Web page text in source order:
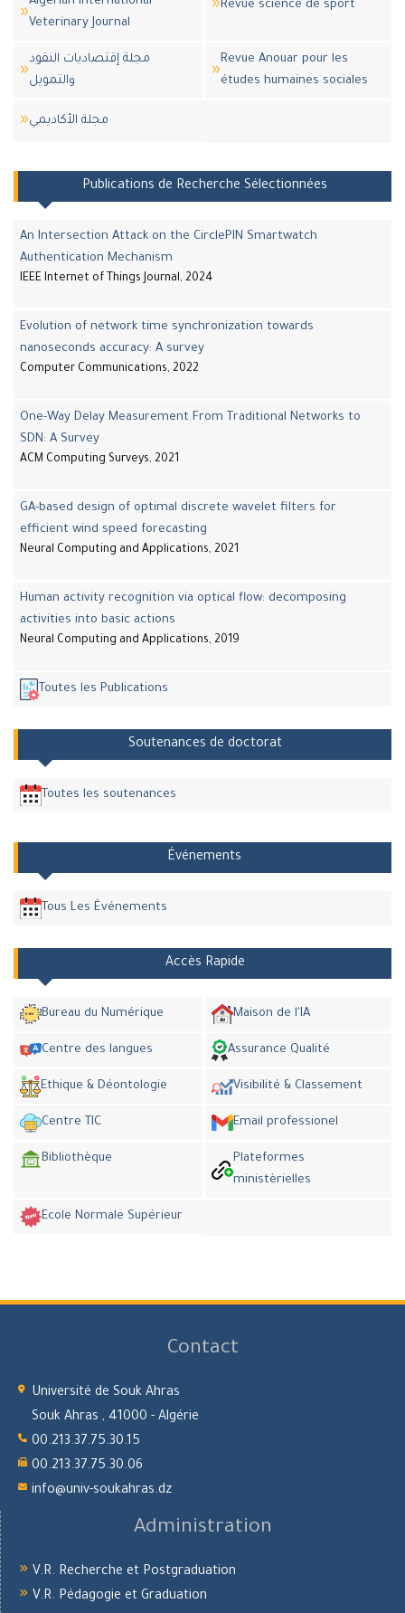
Veterinary Journal
Revue science de sport
مجلة إقتصاديات النقود
والتمويل
Revue Anouar pour les
études humaines sociales
مجلة اﻷكاديمي
Publications de Recherche Sélectionnées
An Intersection Attack on the CirclePIN Smartwatch
Authentication Mechanism
IEEE Internet of Things Journal, 2024
Evolution of network time synchronization towards
nanoseconds accuracy: A survey
Computer Communications, 2022
One-Way Delay Measurement From Traditional Networks to
SDN: A Survey
ACM Computing Surveys, 2021
GA-based design of optimal discrete wavelet filters for
efficient wind speed forecasting
Neural Computing and Applications, 2021
Human activity recognition via optical flow: decomposing
activities into basic actions
Neural Computing and Applications, 2019
Toutes les Publications
Soutenances de doctorat
Toutes les soutenances
Événements
Tous Les Événements
Accès Rapide
Bureau du Numérique Maison de l'IA
Centre des langues Assurance Qualité
Ethique & Déontologie Visibilité & Classement
Centre TIC Email professionel
Bibliothèque
Plateformes
ministèrielles
Ecole Normale Supérieur
Contact
Université de Souk Ahras
Souk Ahras , 41000 - Algérie
00.213.37.75.30.15
00.213.37.75.30.06
info@univ-soukahras.dz
Administration
V.R. Recherche et Postgraduation
V.R. Pédagogie et Graduation